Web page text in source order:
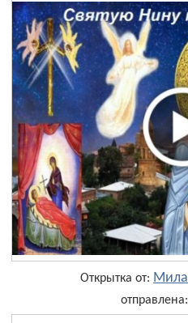
Открытка от: